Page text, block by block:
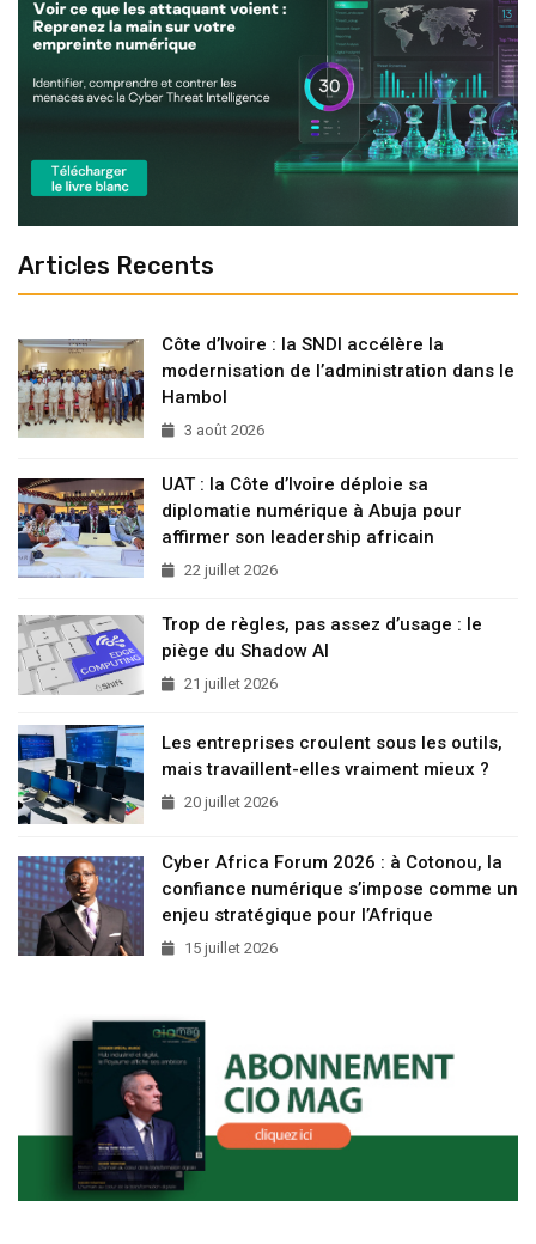
Articles Recents
Côte d’Ivoire : la SNDI accélère la
modernisation de l’administration dans le
Hambol
3 août 2026
UAT : la Côte d’Ivoire déploie sa
diplomatie numérique à Abuja pour
affirmer son leadership africain
22 juillet 2026
Trop de règles, pas assez d’usage : le
piège du Shadow AI
21 juillet 2026
Les entreprises croulent sous les outils,
mais travaillent-elles vraiment mieux ?
20 juillet 2026
Cyber Africa Forum 2026 : à Cotonou, la
confiance numérique s’impose comme un
enjeu stratégique pour l’Afrique
15 juillet 2026